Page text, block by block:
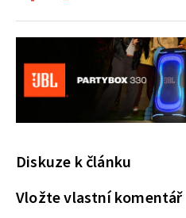
Diskuze k článku
Vložte vlastní komentář